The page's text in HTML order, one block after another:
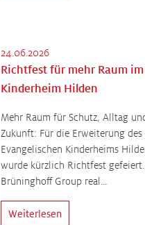
24.06.2026
Richtfest für mehr Raum im
Kinderheim Hilden
Mehr Raum für Schutz, Alltag
Zukunft: Für die Erweiterung des
Evangelischen Kinderheims
wurde kürzlich Richtfest
Brüninghoff Group real…
Weiterlesen